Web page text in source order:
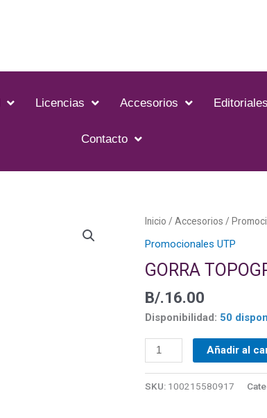
Licencias Accesorios Editoriales
Contacto
Inicio / Accesorios /
Promocionales UTP
GORRA
B/.16.00
Disponibilidad: 50
GORRA
TOPOGRAFO
PROTECCIÓN
Añadir al
SKU: 100215580917